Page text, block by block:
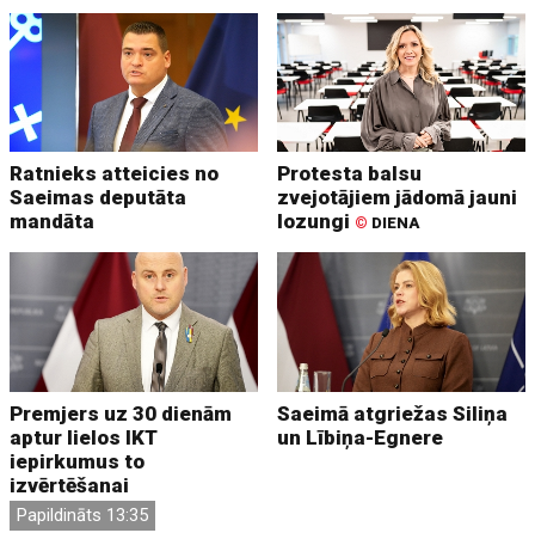
Ratnieks atteicies no
Saeimas deputāta
mandāta
Protesta balsu
zvejotājiem jādomā jauni
lozungi © DIENA
Premjers uz 30 dienām
aptur lielos IKT
iepirkumus to
izvērtēšanai
Papildināts 13:35
Saeimā atgriežas Siliņa
un Lībiņa-Egnere